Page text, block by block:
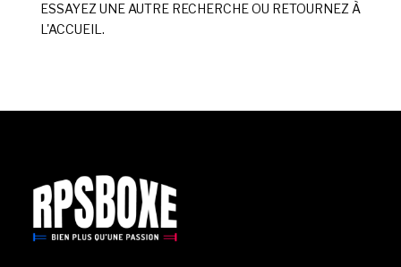
ESSAYEZ UNE AUTRE RECHERCHE OU RETOURNEZ À
L'ACCUEIL.